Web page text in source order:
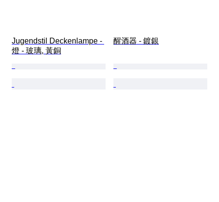
Jugendstil Deckenlampe -
燈 - 玻璃, 黃銅
醒酒器 - 鍍銀